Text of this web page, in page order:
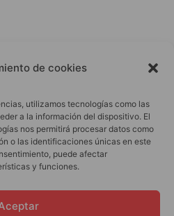
de cookies
utilizamos tecnologías como las
a la información del dispositivo. El
nos permitirá procesar datos como
o las identificaciones únicas en este
puede afectar
y funciones.
Evoluciona Contigo
ACCESORIOS
PERSONALIZACIONES
BLOG
OUTLET